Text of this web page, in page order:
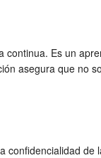
Es un
asegura que no
de